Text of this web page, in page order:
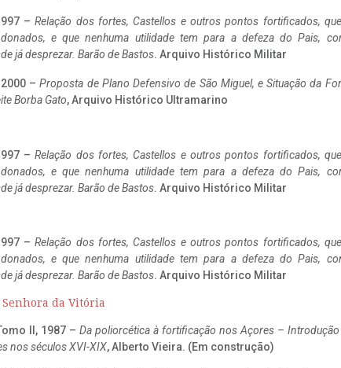
–Relação dos fortes, Castellos e outros pontos fortificados,
e que nenhuma utilidade tem para a defeza do Pais,
já desprezar. Barão de Bastos. Arquivo Histórico Militar
2000 –Proposta de Plano Defensivo de São Miguel, e Situação da
Borba Gato, Arquivo Histórico Ultramarino
–Relação dos fortes, Castellos e outros pontos fortificados,
e que nenhuma utilidade tem para a defeza do Pais,
já desprezar. Barão de Bastos. Arquivo Histórico Militar
–Relação dos fortes, Castellos e outros pontos fortificados,
e que nenhuma utilidade tem para a defeza do Pais,
já desprezar. Barão de Bastos. Arquivo Histórico Militar
Senhora da Vitória
II, 1987 – Da poliorcética à fortificação nos Açores –
nos séculos XVI-XIX, Alberto Vieira. (Em construção)